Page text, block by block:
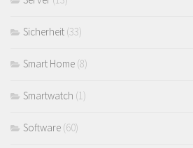
Sicherheit (33)
Smart Home (8)
Smartwatch (1)
Software (60)